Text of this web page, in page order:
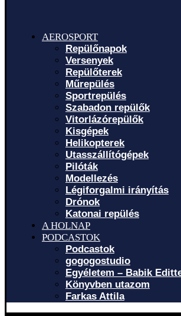
AEROSPORT
Repülőnapok
Versenyek
Repülőterek
Műrepülés
Sportrepülés
Szabadon repülők
Vitorlázórepülők
Kisgépek
Helikopterek
Utasszállítógépek
Pilóták
Modellezés
Légiforgalmi irányítás
Drónok
Katonai repülés
A HOLNAP
PODCASTOK
Podcastok
gogogostudio
Egyéletem – Babik
Könyvben utazom
Farkas Attila